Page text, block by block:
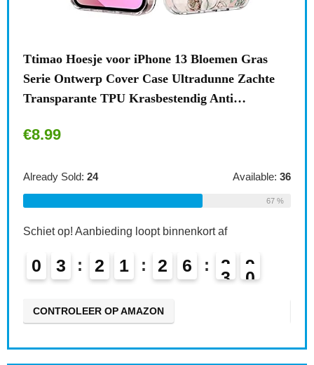
Ttimao Hoesje voor iPhone 13 Bloemen Gras
Serie Ontwerp Cover Case Ultradunne Zachte
Transparante TPU Krasbestendig Anti…
€8.99
Already Sold: 24 Available: 36
67 %
Schiet op! Aanbieding loopt binnenkort af
0 3 2 1 2 6 2 8
9
CONTROLEER OP AMAZON